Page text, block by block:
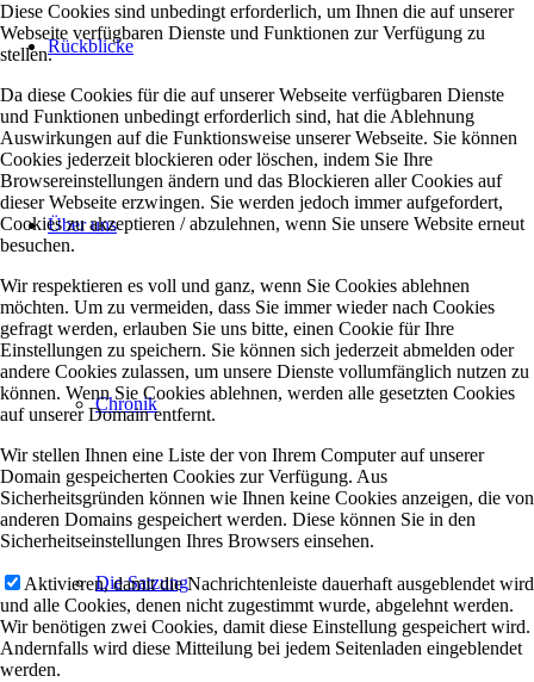
Rückblicke
Über uns
Chronik
Die Satzung
Diese Cookies sind unbedingt erforderlich, um Ihnen die auf unserer
Webseite verfügbaren Dienste und Funktionen zur Verfügung zu
stellen.
Da diese Cookies für die auf unserer Webseite verfügbaren Dienste
und Funktionen unbedingt erforderlich sind, hat die Ablehnung
Auswirkungen auf die Funktionsweise unserer Webseite. Sie können
Cookies jederzeit blockieren oder löschen, indem Sie Ihre
Browsereinstellungen ändern und das Blockieren aller Cookies auf
dieser Webseite erzwingen. Sie werden jedoch immer aufgefordert,
Cookies zu akzeptieren / abzulehnen, wenn Sie unsere Website erneut
besuchen.
Wir respektieren es voll und ganz, wenn Sie Cookies ablehnen
möchten. Um zu vermeiden, dass Sie immer wieder nach Cookies
gefragt werden, erlauben Sie uns bitte, einen Cookie für Ihre
Einstellungen zu speichern. Sie können sich jederzeit abmelden oder
andere Cookies zulassen, um unsere Dienste vollumfänglich nutzen zu
können. Wenn Sie Cookies ablehnen, werden alle gesetzten Cookies
auf unserer Domain entfernt.
Wir stellen Ihnen eine Liste der von Ihrem Computer auf unserer
Domain gespeicherten Cookies zur Verfügung. Aus
Sicherheitsgründen können wie Ihnen keine Cookies anzeigen, die von
anderen Domains gespeichert werden. Diese können Sie in den
Sicherheitseinstellungen Ihres Browsers einsehen.
Aktivieren, damit die Nachrichtenleiste dauerhaft ausgeblendet wird
und alle Cookies, denen nicht zugestimmt wurde, abgelehnt werden.
Wir benötigen zwei Cookies, damit diese Einstellung gespeichert wird.
Andernfalls wird diese Mitteilung bei jedem Seitenladen eingeblendet
werden.